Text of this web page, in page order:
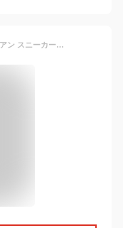
【選べる2足セット 送料無料】ポメラニアン スニーカーソックス レディース 靴下 くるぶし 綿混 日本製 愛犬 グッズ 雑貨 スニーカー アニマル柄 かわいい ポメ 動物柄 ショート 犬用品 1000円ポッキリ 黒 ギフト プチギフト 夏用